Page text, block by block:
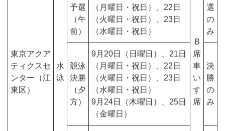
東京アクア
ティクスセ
ンター（江
東区）
水
泳
予選
（午
前）
（月曜日・祝日）、22日
（火曜日・祝日）、23日
（水曜日・祝日）
B
席
車
い
す
席
選
の
み
競泳
決勝
（夕
方）
9月20日（日曜日）、21日
（月曜日・祝日）、22日
（火曜日・祝日）、23日
（水曜日・祝日）
9月24日（木曜日）、25日
（金曜日）
決
勝
の
み